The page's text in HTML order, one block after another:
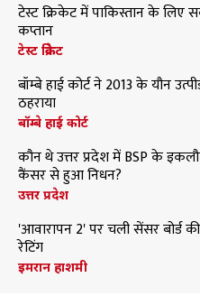
टेस्ट क्रिकेट में पाकिस्तान के लिए
कप्तान
टेस्ट क्रिकेट
बॉम्बे हाई कोर्ट ने 2013 के यौन
ठहराया
बॉम्बे हाई कोर्ट
कौन थे उत्तर प्रदेश में BSP के
कैंसर से हुआ निधन?
उत्तर प्रदेश
'आवारापन 2' पर चली सेंसर बोर्ड
रेटिंग
इमरान हाशमी